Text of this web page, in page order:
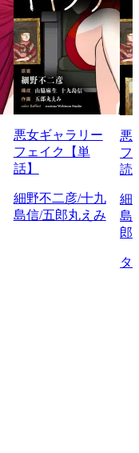
悪女ギャラリー
フェイク【単
話】
細野不二彦/十九
島信/五郎丸えみ
悪
フ
読
細
島
郎
タ